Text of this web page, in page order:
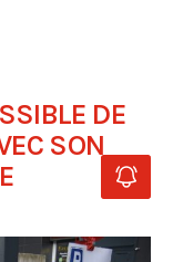
DE
SON